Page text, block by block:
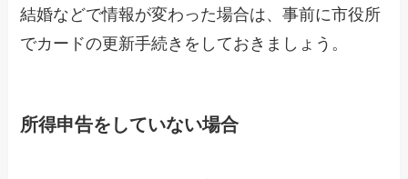
結婚などで情報が変わった場合は、事前に市役所
でカードの更新手続きをしておきましょう。
所得申告をしていない場合